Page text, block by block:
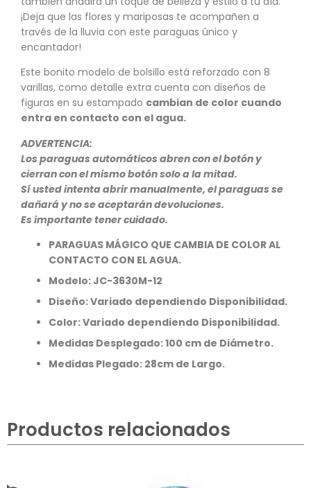
¡Deja que las flores y mariposas te acompañen a
través de la lluvia con este paraguas único y
encantador!
Este bonito modelo de bolsillo está reforzado con 8
varillas, como detalle extra cuenta con diseños de
figuras en su estampado cambian de color cuando
entra en contacto con el agua.
ADVERTENCIA:
Los paraguas automáticos abren con el botón y
cierran con el mismo botón solo a la mitad.
Sí usted intenta abrir manualmente, el paraguas se
dañará y no se aceptarán devoluciones.
Es importante tener cuidado.
PARAGUAS MÁGICO QUE CAMBIA DE COLOR AL
CONTACTO CON EL AGUA.
Modelo: JC-3630M-12
Diseño: Variado dependiendo Disponibilidad.
Color: Variado dependiendo Disponibilidad.
Medidas Desplegado: 100 cm de Diámetro.
Medidas Plegado: 28cm de Largo.
Productos relacionados